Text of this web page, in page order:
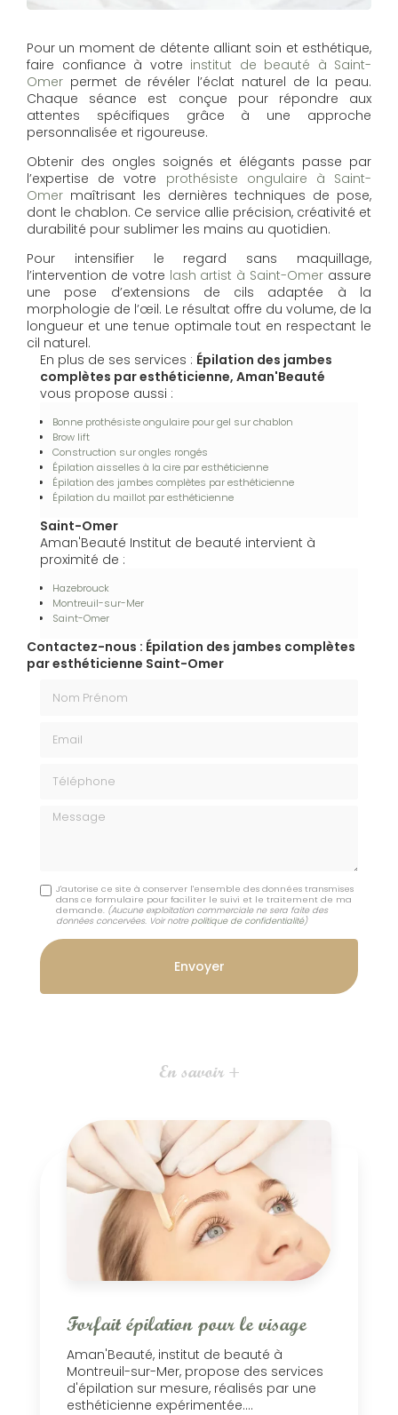
Pour un moment de détente alliant soin et esthétique,
faire confiance à votre institut de beauté à Saint-
Omer permet de révéler l’éclat naturel de la peau.
Chaque séance est conçue pour répondre aux
attentes spécifiques grâce à une approche
personnalisée et rigoureuse.
Obtenir des ongles soignés et élégants passe par
l’expertise de votre prothésiste ongulaire à Saint-
Omer maîtrisant les dernières techniques de pose,
dont le chablon. Ce service allie précision, créativité et
durabilité pour sublimer les mains au quotidien.
Pour intensifier le regard sans maquillage,
l’intervention de votre lash artist à Saint-Omer assure
une pose d’extensions de cils adaptée à la
morphologie de l’œil. Le résultat offre du volume, de la
longueur et une tenue optimale tout en respectant le
cil naturel.
En plus de ses services : Épilation des jambes
complètes par esthéticienne, Aman'Beauté
vous propose aussi :
Bonne prothésiste ongulaire pour gel sur chablon
Brow lift
Construction sur ongles rongés
Épilation aisselles à la cire par esthéticienne
Épilation des jambes complètes par esthéticienne
Épilation du maillot par esthéticienne
Saint-Omer
Aman'Beauté Institut de beauté intervient à
proximité de :
Hazebrouck
Montreuil-sur-Mer
Saint-Omer
Contactez-nous : Épilation des jambes complètes
par esthéticienne Saint-Omer
Message
J'autorise ce site à conserver l'ensemble des données transmises
dans ce formulaire pour faciliter le suivi et le traitement de ma
demande. (Aucune exploitation commerciale ne sera faite des
données concervées. Voir notre politique de confidentialité)
En savoir +
Forfait épilation pour le visage
Aman'Beauté, institut de beauté à
Montreuil-sur-Mer, propose des services
d'épilation sur mesure, réalisés par une
esthéticienne expérimentée....